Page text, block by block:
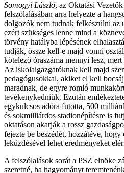
Somogyi László, az Oktatási
felszólalásában arra helyezte a
dolgozók nem tudnak felkészülni az
ezért szükséges lenne mind a
törvény hatályba lépésének
tudják, össze kell-e majd vonni
kötelező óraszáma mennyi lesz,
Az iskolaigazgatóknak kell majd
pedagógusokkal, akiket el kell
maradnak, de egyre romló
tevékenykedniük. Ezután
egykulcsos adóra futotta, 500
és sokmilliárdos stadionépítésre is
oktatáson akarják a rossz
fejezte be beszédét, hozzátéve, hogy
leküzdésével lehet eredményeket
A felszólalások sorát a PSZ elnöke
szeretné, ha hagyományt